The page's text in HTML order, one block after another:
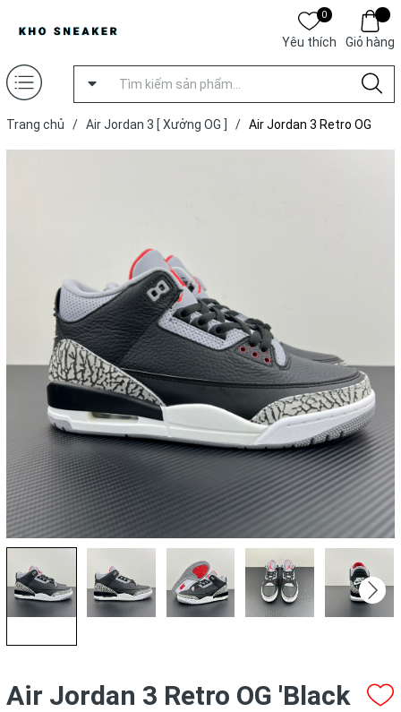
0
Yêu thích Giỏ hàng
Trang chủ / Air Jordan 3 [ Xưởng OG ] / Air Jordan 3 Retro OG
Air Jordan 3 Retro OG 'Black